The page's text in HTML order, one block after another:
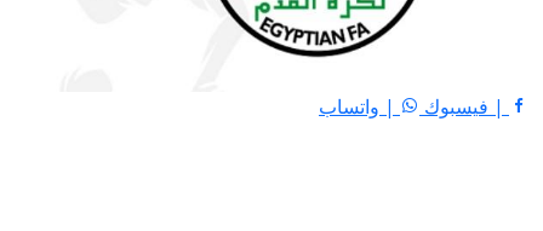
| فيسبوك | واتساب